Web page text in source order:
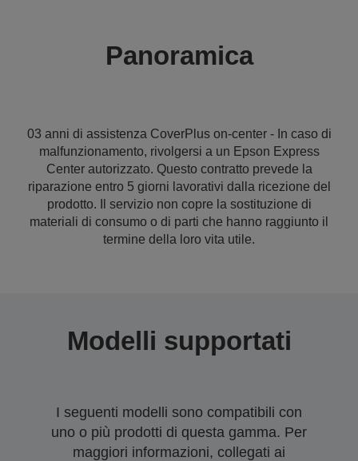
Panoramica
03 anni di assistenza CoverPlus on-center - In caso di
malfunzionamento, rivolgersi a un Epson Express
Center autorizzato. Questo contratto prevede la
riparazione entro 5 giorni lavorativi dalla ricezione del
prodotto. Il servizio non copre la sostituzione di
materiali di consumo o di parti che hanno raggiunto il
termine della loro vita utile.
Modelli supportati
I seguenti modelli sono compatibili con
uno o più prodotti di questa gamma. Per
maggiori informazioni, collegati ai